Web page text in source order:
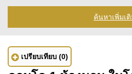
ค้นหาเพิ่มเ
เปรียบเทียบ (0)